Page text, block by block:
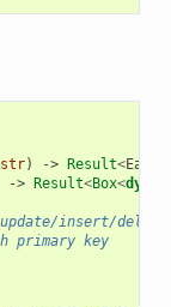
str) -> Result<
-> Result<Box<dyn
update/insert/
primary key